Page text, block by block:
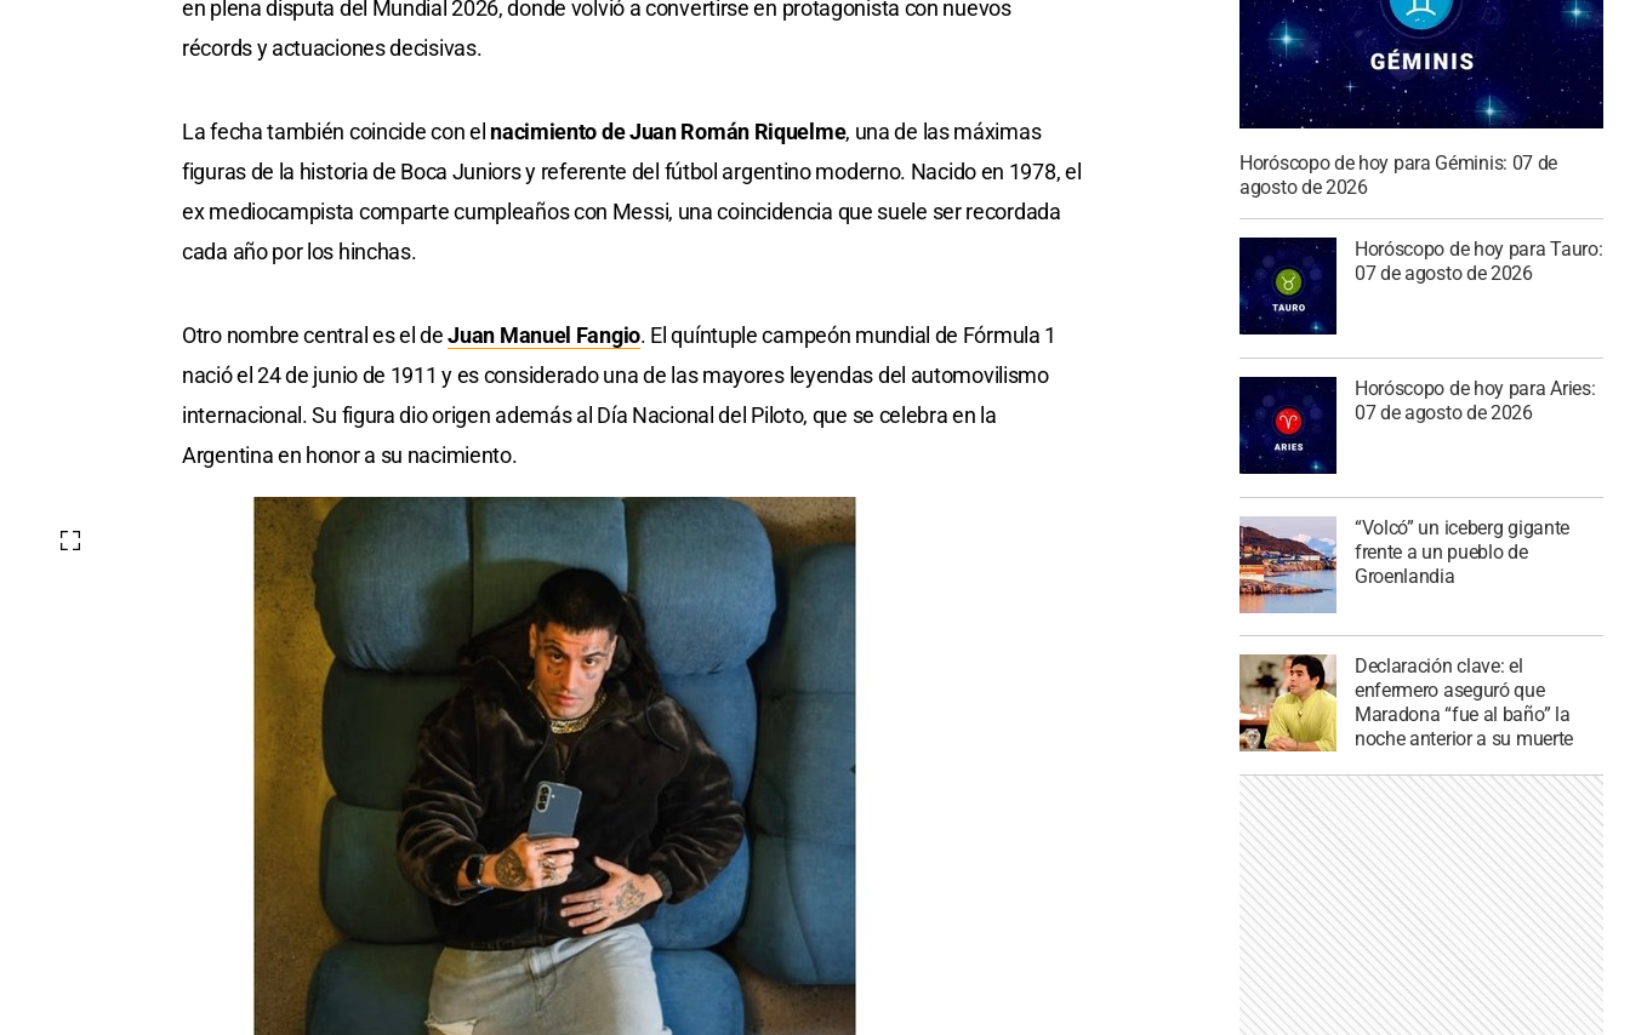
en plena disputa del Mundial 2026, donde volvió a convertirse en protagonista con nuevos
récords y actuaciones decisivas.
La fecha también coincide con el nacimiento de Juan Román Riquelme, una de las máximas
figuras de la historia de Boca Juniors y referente del fútbol argentino moderno. Nacido en 1978, el
ex mediocampista comparte cumpleaños con Messi, una coincidencia que suele ser recordada
cada año por los hinchas.
Otro nombre central es el deJuan Manuel Fangio. El quíntuple campeón mundial de Fórmula 1
nació el 24 de junio de 1911 y es considerado una de las mayores leyendas del automovilismo
internacional. Su figura dio origen además al Día Nacional del Piloto, que se celebra en la
Argentina en honor a su nacimiento.
Horóscopo de hoy para Géminis: 07 de
agosto de 2026
Horóscopo de hoy para Tauro:
07 de agosto de 2026
Horóscopo de hoy para Aries:
07 de agosto de 2026
“Volcó” un iceberg gigante
frente a un pueblo de
Groenlandia
Declaración clave: el
enfermero aseguró que
Maradona “fue al baño” la
noche anterior a su muerte